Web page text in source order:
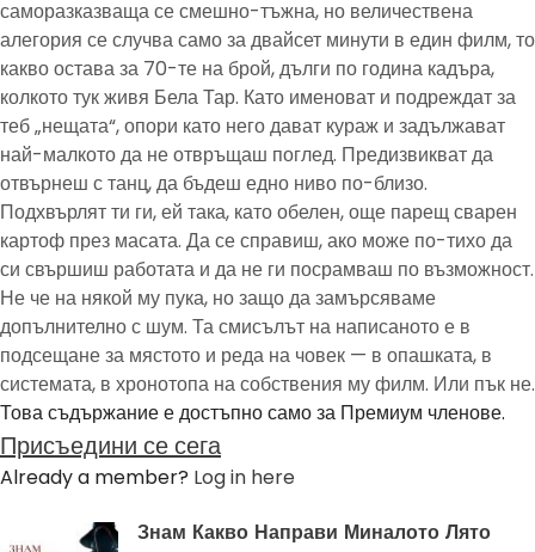
саморазказваща се смешно-тъжна, но величествена
алегория се случва само за двайсет минути в един филм, то
какво остава за 70-те на брой, дълги по година кадъра,
колкото тук живя Бела Тар. Като именоват и подреждат за
теб „нещата“, опори като него дават кураж и задължават
най-малкото да не отвръщаш поглед. Предизвикват да
отвърнеш с танц, да бъдеш едно ниво по-близо.
Подхвърлят ти ги, ей така, като обелен, още парещ сварен
картоф през масата. Да се справиш, ако може по-тихо да
си свършиш работата и да не ги посрамваш по възможност.
Не че на някой му пука, но защо да замърсяваме
допълнително с шум. Та смисълът на написаното е в
подсещане за мястото и реда на човек — в опашката, в
системата, в хронотопа на собствения му филм. Или пък не.
Това съдържание е достъпно само за Премиум членове.
Присъедини се сега
Already a member? Log in here
Знам Какво Направи Миналото Лято